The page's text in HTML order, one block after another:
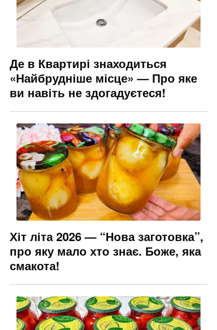
k
Де в Квартирі знаходиться
«Найбрудніше місце» — Про яке
ви навіть не здогадуєтеся!
Хіт літа 2026 — “Нова заготовка”,
про яку мало хто знає. Боже, яка
смакота!